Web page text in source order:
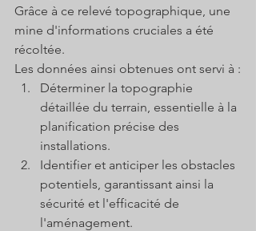
Grâce à ce relevé topographique, une
mine d'informations cruciales a été
récoltée.
Les données ainsi obtenues ont servi à :
Déterminer la topographie
détaillée du terrain, essentielle à la
planification précise des
installations.
Identifier et anticiper les obstacles
potentiels, garantissant ainsi la
sécurité et l'efficacité de
l'aménagement.